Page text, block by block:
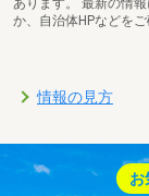
か、自治体HPなどをご
情報の見方
お